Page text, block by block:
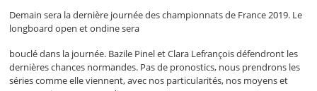
Demain sera la dernière journée des championnats de France 2019. Le
longboard open et ondine sera
bouclé dans la journée. Bazile Pinel et Clara Lefrançois défendront les
dernières chances normandes. Pas de pronostics, nous prendrons les
séries comme elle viennent, avec nos particularités, nos moyens et